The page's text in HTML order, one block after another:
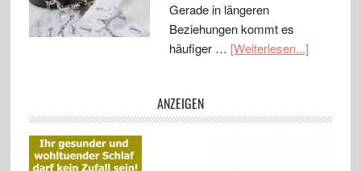
Gerade in längeren
Beziehungen kommt es
häufiger … [Weiterlesen...]
ANZEIGEN